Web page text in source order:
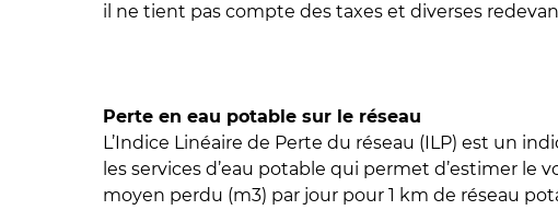
il ne tient pas compte des taxes et diverses
Perte en eau potable sur le réseau
L’Indice Linéaire de Perte du réseau (ILP) est un
les services d’eau potable qui permet d’estimer le
moyen perdu (m3) par jour pour 1 km de réseau